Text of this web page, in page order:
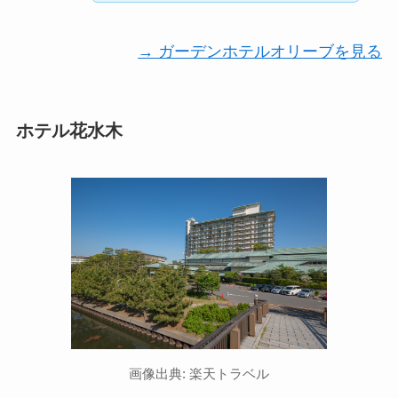
→ ガーデンホテルオリーブを見る
ホテル花水木
画像出典: 楽天トラベル